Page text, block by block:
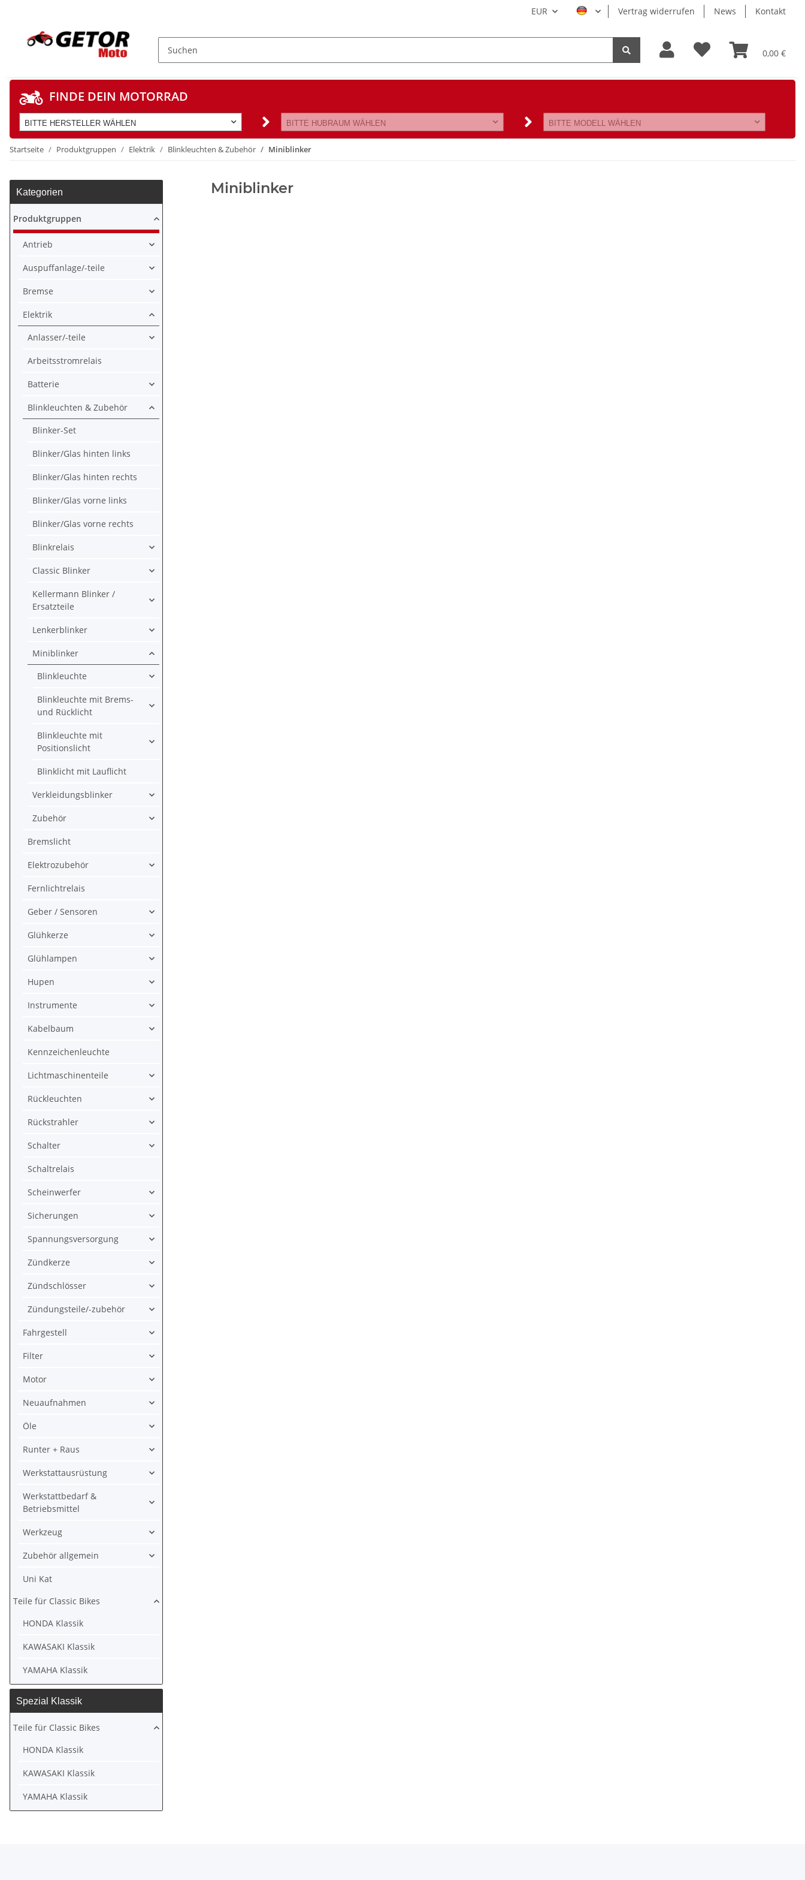
EUR Vertrag widerrufen News Kontakt
0,00 €
FINDE DEIN MOTORRAD
BITTE HERSTELLER WÄHLEN BITTE HUBRAUM WÄHLEN BITTE MODELL WÄHLEN
Startseite Produktgruppen Elektrik Blinkleuchten & Zubehör Miniblinker
Miniblinker
Kategorien
Produktgruppen
Antrieb
Auspuffanlage/-teile
Bremse
Elektrik
Anlasser/-teile
Arbeitsstromrelais
Batterie
Blinkleuchten & Zubehör
Blinker-Set
Blinker/Glas hinten links
Blinker/Glas hinten rechts
Blinker/Glas vorne links
Blinker/Glas vorne rechts
Blinkrelais
Classic Blinker
Kellermann Blinker /
Ersatzteile
Lenkerblinker
Miniblinker
Blinkleuchte
Blinkleuchte mit Brems-
und Rücklicht
Blinkleuchte mit
Positionslicht
Blinklicht mit Lauflicht
Verkleidungsblinker
Zubehör
Bremslicht
Elektrozubehör
Fernlichtrelais
Geber / Sensoren
Glühkerze
Glühlampen
Hupen
Instrumente
Kabelbaum
Kennzeichenleuchte
Lichtmaschinenteile
Rückleuchten
Rückstrahler
Schalter
Schaltrelais
Scheinwerfer
Sicherungen
Spannungsversorgung
Zündkerze
Zündschlösser
Zündungsteile/-zubehör
Fahrgestell
Filter
Motor
Neuaufnahmen
Öle
Runter + Raus
Werkstattausrüstung
Werkstattbedarf &
Betriebsmittel
Werkzeug
Zubehör allgemein
Uni Kat
Teile für Classic Bikes
HONDA Klassik
KAWASAKI Klassik
YAMAHA Klassik
Spezial Klassik
Teile für Classic Bikes
HONDA Klassik
KAWASAKI Klassik
YAMAHA Klassik